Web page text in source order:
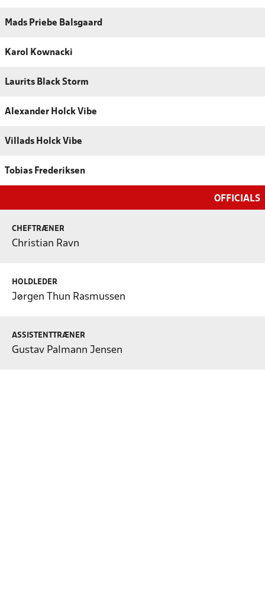
Mads Priebe Balsgaard
Karol Kownacki
Laurits Black Storm
Alexander Holck Vibe
Villads Holck Vibe
Tobias Frederiksen
OFFICIALS
CHEFTRÆNER
Christian Ravn
HOLDLEDER
Jørgen Thun Rasmussen
ASSISTENTTRÆNER
Gustav Palmann Jensen